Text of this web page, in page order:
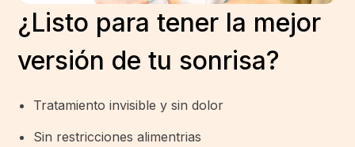
¿Listo para tener la mejor
versión de tu sonrisa?
Tratamiento invisible y sin dolor
Sin restricciones alimentrias